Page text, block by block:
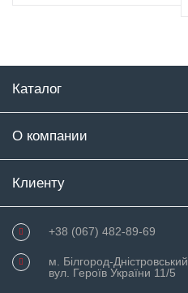
Каталог
О компании
Клиенту
+38 (067) 482-89-69
м. Білгород-Дністровський,
вул. Героїв України 11/5